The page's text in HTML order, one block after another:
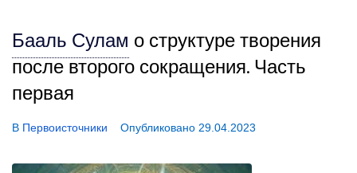
Бааль Сулам о структуре творения
после второго сокращения. Часть
первая
В Первоисточники Опубликовано 29.04.2023